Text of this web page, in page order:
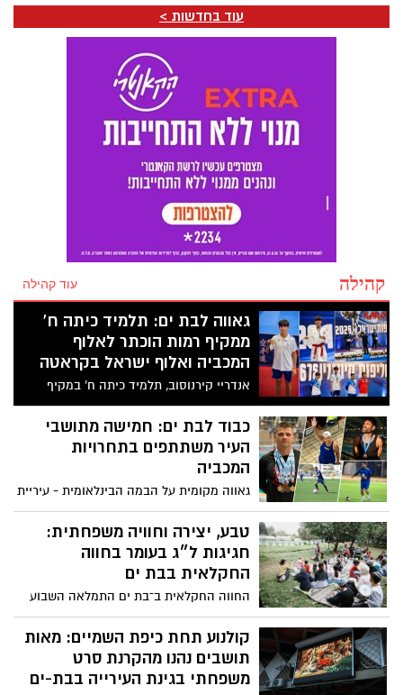
מעצרו של החשוד הוארך עד ל-10.8.26
עוד בחדשות >
קהילה עוד קהילה
גאווה לבת ים: תלמיד כיתה ח'
ממקיף רמות הוכתר לאלוף
המכביה ואלוף ישראל בקראטה
אנדריי קירנוסוב, תלמיד כיתה ח' במקיף
רמות, זכה בשתי מדליות זהב ביום אחד, ניצח
חמישה קרבות רצופים מבלי לספוג אפילו
נקודה והציג הישג יוצא דופן בענף הקראטה
כבוד לבת ים: חמישה מתושבי
העיר משתתפים בתחרויות
המכביה
גאווה מקומית על הבמה הבינלאומית - עיריית
בת-ים מאחלת בהצלחה לנציגיה במשחקי
המכביה 2026
טבע, יצירה וחוויה משפחתית:
חגיגות ל״ג בעומר בחווה
החקלאית בבת ים
החווה החקלאית ב־בת ים התמלאה השבוע
במשפחות, ילדים ותושבים שנהנו מאחר
צהריים מיוחד באווירת טבע ויצירה, במסגרת
אירועי ל״ג בעומר בעיר.
קולנוע תחת כיפת השמיים: מאות
תושבים נהנו מהקרנת סרט
משפחתי בגינת העירייה בבת-ים